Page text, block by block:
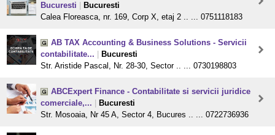
Bucuresti
Bucuresti
Calea Floreasca, nr. 169, Corp X, etaj 2 .. ... 0751118183
AB TAX Accounting & Business Solutions - Servicii
contabilitate...
Bucuresti
Str. Aristide Pascal, Nr. 28-30, Sector .. ... 0730198803
ABCExpert Finance - Contabilitate si servicii juridice
comerciale,...
Bucuresti
Str. Mosoaia, Nr 45 A, Sector 4, Bucures .. ... 0722736936